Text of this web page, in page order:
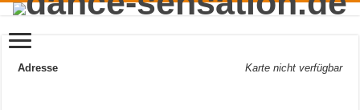
Karte nicht verfügbar
Adresse